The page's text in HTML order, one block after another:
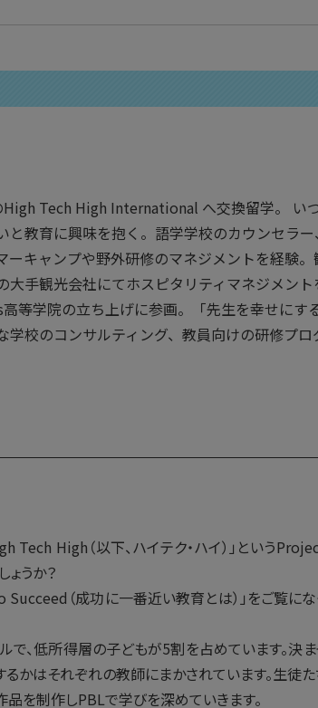
Tech High International へ交換留学。 い
と教育に興味を抱く。語学学校のカウンセラー
ーキャンプや野外研修のマネジメントを経験。
手観光会社にてホスピタリティマネジメント
等学院の立ち上げに参画。「先生を幸せにす
学校のコンサルティング、教員向けの研修プロ
High（以下、ハイテク・ハイ）」という
うか？
（成功に一番近い教育とは）」をご覧に
で、低所得層の子どもが5割を占めています。決
かはそれぞれの教師にまかされています。生徒
を制作しPBLで学びを深めていきます。